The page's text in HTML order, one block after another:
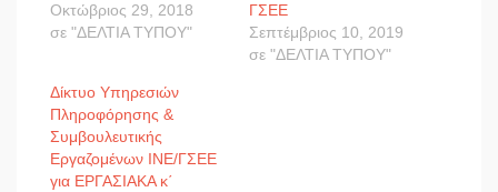
Οκτώβριος 29, 2018
σε "ΔΕΛΤΙΑ ΤΥΠΟΥ"
ΓΣΕΕ
Σεπτέμβριος 10, 2019
σε "ΔΕΛΤΙΑ ΤΥΠΟΥ"
Δίκτυο Υπηρεσιών
Πληροφόρησης &
Συμβουλευτικής
Εργαζομένων ΙΝΕ/ΓΣΕΕ
για ΕΡΓΑΣΙΑΚΑ κ΄